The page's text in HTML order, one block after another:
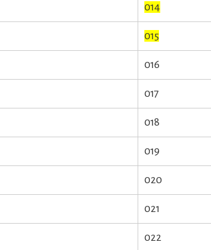
014
015
016
017
018
019
020
021
022